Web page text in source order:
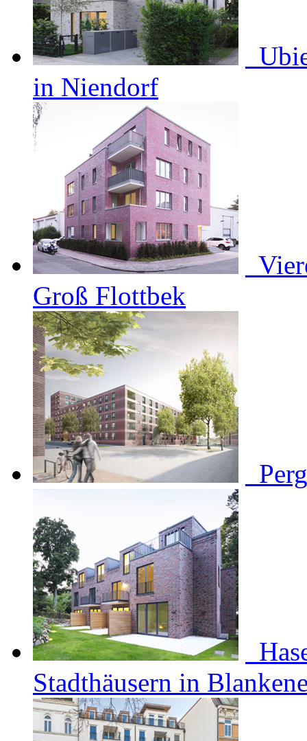
in Niendorf
Groß Flottbek
Stadthäusern in